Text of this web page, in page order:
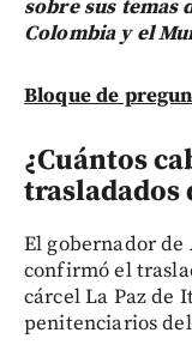
sobre sus temas
Colombia y el
Bloque de
¿Cuántos
trasladados
El gobernador de
confirmó el
cárcel La Paz de
penitenciarios